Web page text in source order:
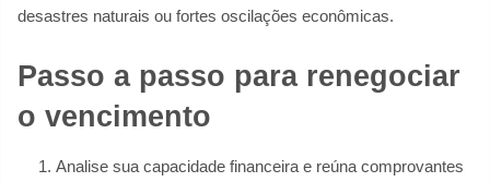
desastres naturais ou fortes oscilações econômicas.
Passo a passo para renegociar
o vencimento
Analise sua capacidade financeira e reúna comprovantes